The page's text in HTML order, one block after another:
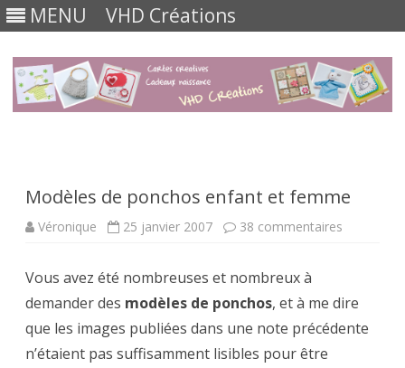
MENU VHD Créations
Modèles de ponchos enfant et femme
Véronique 25 janvier 2007 38 commentaires
femme
Vous avez été nombreuses et nombreux à
demander des modèles de ponchos, et à me dire
que les images publiées dans une note précédente
n’étaient pas suffisamment lisibles pour être